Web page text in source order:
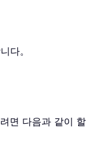
다。
면 다음과 같이 할